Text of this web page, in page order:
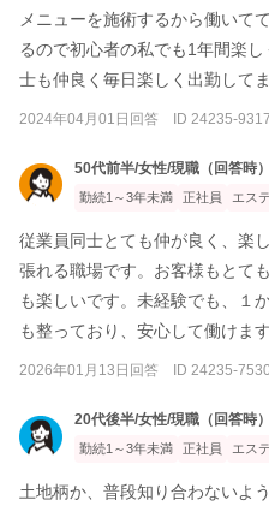
メニューを施術するから働いて
るので初心者の私でも1年間楽
士も仲良く毎日楽しく出勤してま
2024年04月01日回答 ID 24235-
50代前半/女性/現職（回答時）
勤続1～3年未満
正社員 エステ
従業員同士とても仲が良く、楽
張れる職場です。お客様もとて
も楽しいです。未経験でも、１
も整っており、安心して働けます
2026年01月13日回答 ID 24235-
20代後半/女性/現職（回答時）
勤続1～3年未満
正社員 エステ
土地柄か、普段知り合わないよ